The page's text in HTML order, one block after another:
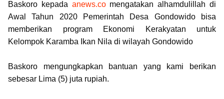
Baskoro kepada anews.comengatakan alhamdulillah di
Awal Tahun 2020 Pemerintah Desa Gondowido bisa
memberikan program Ekonomi Kerakyatan untuk
Kelompok Karamba Ikan Nila di wilayah Gondowido
Baskoro mengungkapkan bantuan yang kami berikan
sebesar Lima (5) juta rupiah.